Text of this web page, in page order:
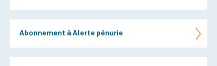
Abonnement à Alerte pénurie